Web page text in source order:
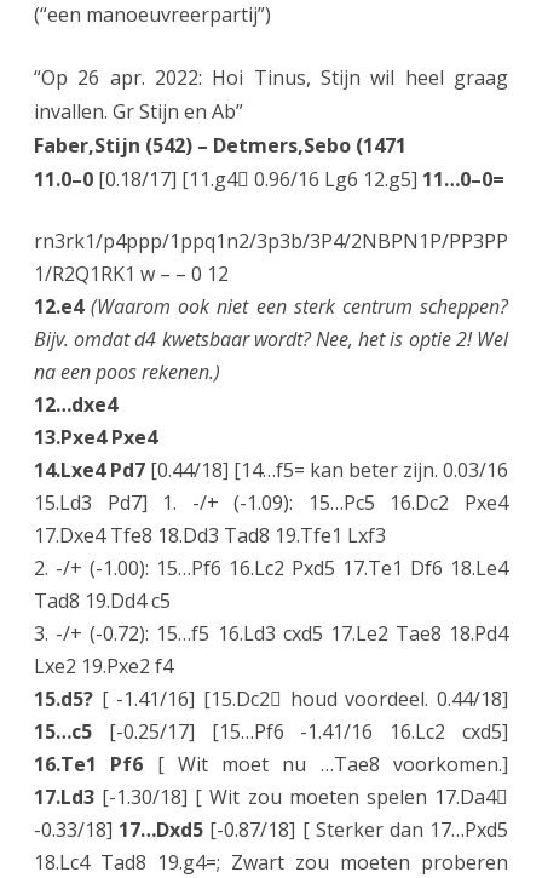
k
a
e
N
B
O
(“een manoeuvreerpartij”)
“Op 26 apr. 2022: Hoi Tinus, Stijn wil heel graag
invallen. Gr Stijn en Ab”
Faber,Stijn (542) – Detmers,Sebo (1471
11.0–0 [0.18/17] [11.g4 0.96/16 Lg6 12.g5] 11…0–0=
rn3rk1/p4ppp/1ppq1n2/3p3b/3P4/2NBPN1P/PP3PP
1/R2Q1RK1 w – – 0 12
12.e4 (Waarom ook niet een sterk centrum scheppen?
Bijv. omdat d4 kwetsbaar wordt? Nee, het is optie 2! Wel
na een poos rekenen.)
12…dxe4
13.Pxe4 Pxe4
14.Lxe4 Pd7 [0.44/18] [14…f5= kan beter zijn. 0.03/16
15.Ld3 Pd7] 1. -/+ (-1.09): 15…Pc5 16.Dc2 Pxe4
17.Dxe4 Tfe8 18.Dd3 Tad8 19.Tfe1 Lxf3
2. -/+ (-1.00): 15…Pf6 16.Lc2 Pxd5 17.Te1 Df6 18.Le4
Tad8 19.Dd4 c5
3. -/+ (-0.72): 15…f5 16.Ld3 cxd5 17.Le2 Tae8 18.Pd4
Lxe2 19.Pxe2 f4
15.d5? [ -1.41/16] [15.Dc2 houd voordeel. 0.44/18]
15…c5 [-0.25/17] [15…Pf6 -1.41/16 16.Lc2 cxd5]
16.Te1 Pf6 [ Wit moet nu …Tae8 voorkomen.]
17.Ld3 [-1.30/18] [ Wit zou moeten spelen 17.Da4
-0.33/18] 17…Dxd5 [-0.87/18] [ Sterker dan 17…Pxd5
18.Lc4 Tad8 19.g4=; Zwart zou moeten proberen